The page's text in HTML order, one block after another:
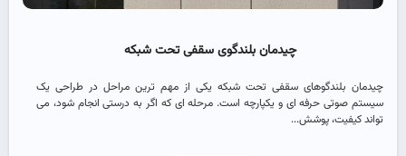
چیدمان بلندگوی سقفی تحت شبکه
چیدمان بلندگوهای سقفی تحت شبکه یکی از مهم ‌ترین مراحل در طراحی یک
سیستم صوتی حرفه ‌ای و یکپارچه است. مرحله ‌ای که اگر به‌ درستی انجام شود، می
‌تواند کیفیت، پوشش...